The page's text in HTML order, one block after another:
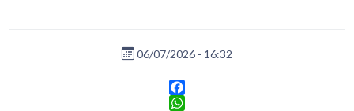
06/07/2026 - 16:32
Facebook